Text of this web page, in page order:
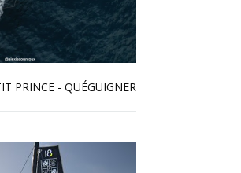
PRINCE - QUÉGUIGNER
savoir plus...